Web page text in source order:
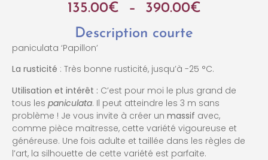
135.00€ – 390.00€
Description courte
paniculata ‘Papillon’
La rusticité : Très bonne rusticité, jusqu’à -25 °C.
Utilisation et intérêt : C’est pour moi le plus grand de
tous les paniculata. Il peut atteindre les 3 m sans
problème ! Je vous invite à créer un massif avec,
comme pièce maitresse, cette variété vigoureuse et
généreuse. Une fois adulte et taillée dans les règles de
l’art, la silhouette de cette variété est parfaite.